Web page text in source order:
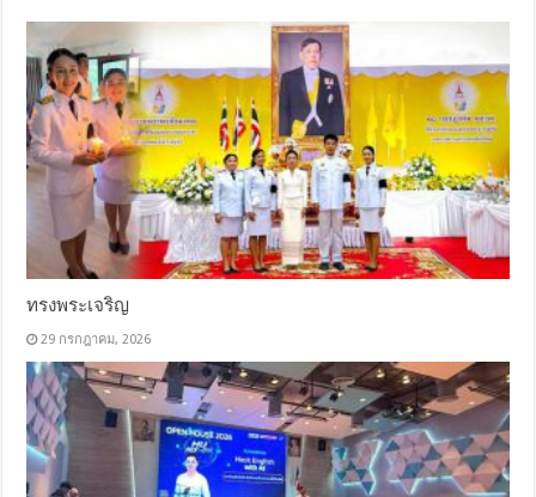
ทรงพระเจริญ
29 กรกฎาคม, 2026